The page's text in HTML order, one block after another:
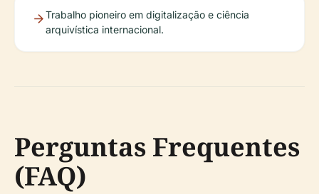
Trabalho pioneiro em digitalização e ciência
arquivística internacional.
Perguntas Frequentes
(FAQ)